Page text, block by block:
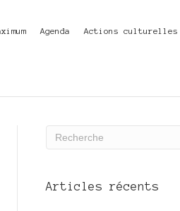
Agenda Actions culturelles
Articles récents